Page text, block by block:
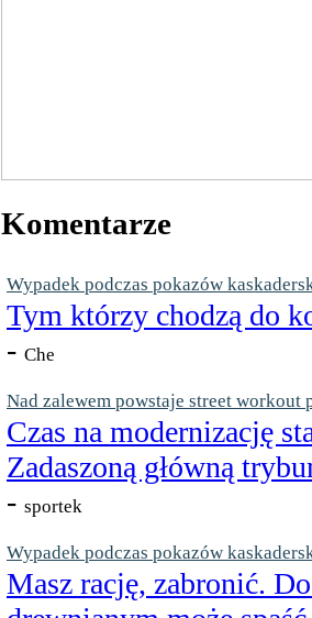
Komentarze
Wypadek podczas pokazów
Tym którzy chodzą do
- Che
Nad zalewem powstaje street workout
Czas na modernizację
Zadaszoną główną
- sportek
Wypadek podczas pokazów
Masz rację, zabronić.